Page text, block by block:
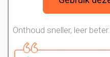
Onthoud sneller, leer